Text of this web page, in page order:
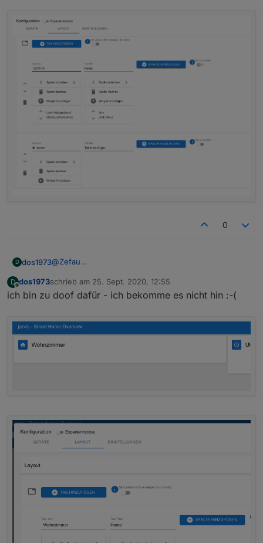
0
D dos1973@Zefau
daran klemmte bei mir noch
D
Offline
dos1973schrieb am 25. Sept. 2020, 12:55
zuletzt editiert von
ich bin zu doof dafür - ich bekomme es nicht hin :-(